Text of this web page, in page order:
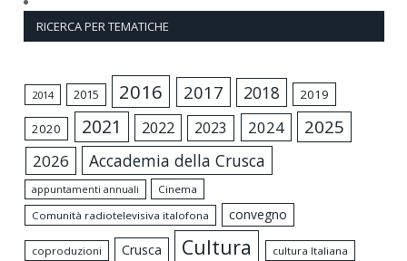
RICERCA PER TEMATICHE
2014 2015 2016 2017 2018 2019
2020 2021 2022 2023 2024 2025
2026 Accademia della Crusca
appuntamenti annuali
Cinema
Comunità radiotelevisiva italofona
convegno
coproduzioni Crusca Cultura
cultura Italiana